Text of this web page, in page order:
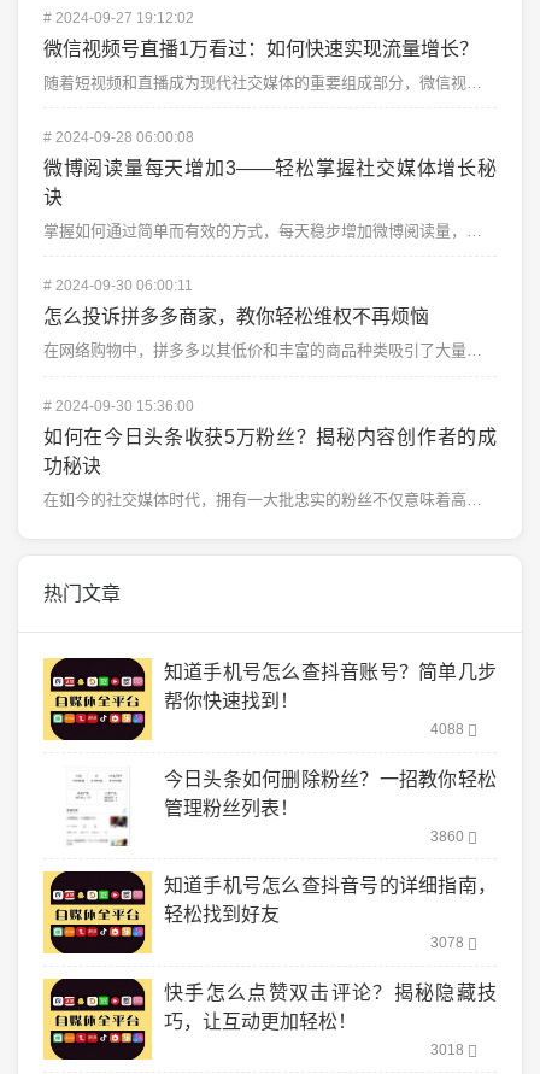
# 2024-09-27 19:12:02
微信视频号直播1万看过：如何快速实现流量增长？
# 2024-09-28 06:00:08
微博阅读量每天增加3——轻松掌握社交媒体增长秘
诀
掌握如何通过简单而有效的方式，每天稳步增加微博阅读量，每天增加3，日积月累，你的账号必将脱颖而出。微...
# 2024-09-30 06:00:11
怎么投诉拼多多商家，教你轻松维权不再烦恼
在网络购物中，拼多多以其低价和丰富的商品种类吸引了大量消费者。随着拼多多的火爆，消费者在购物时遇到不...
# 2024-09-30 15:36:00
如何在今日头条收获5万粉丝？揭秘内容创作者的成
功秘诀
热门文章
知道手机号怎么查抖音账号？简单几步
帮你快速找到！
4088
今日头条如何删除粉丝？一招教你轻松
管理粉丝列表！
3860
知道手机号怎么查抖音号的详细指南，
轻松找到好友
3078
快手怎么点赞双击评论？揭秘隐藏技
巧，让互动更加轻松！
3018